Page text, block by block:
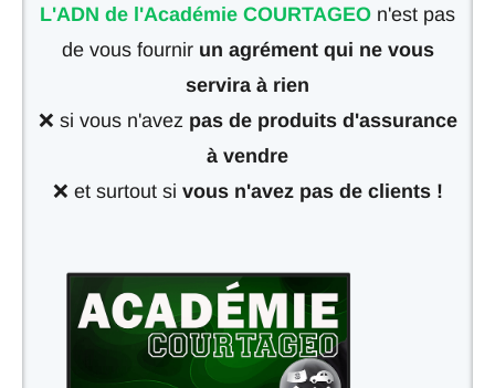
L'ADN de l'Académie COURTAGEO n'est pas
de vous fournir un agrément qui ne vous
servira à rien
❌ si vous n'avez pas de produits d'assurance
à vendre
❌ et surtout si vous n'avez pas de clients !